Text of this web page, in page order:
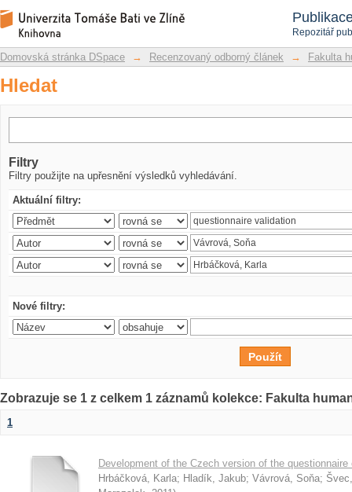
Repozitář
Hledat
Repozitář DSpace/Manakin
Domovská stránka DSpace → Recenzovaný odborný článek → Fakulta
Hledat
Filtry
Filtry použijte na upřesnění výsledků vyhledávání.
Aktuální filtry:
Nové filtry:
Zobrazuje se 1 z celkem 1 záznamů kolekce: Fakulta
1
Development of the Czech version of the
Hrbáčková, Karla; Hladík, Jakub; Vávrová, Soňa;